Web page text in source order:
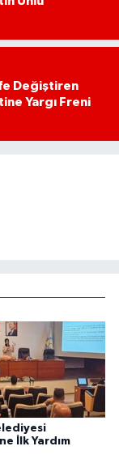
Değiştiren
Yargı Freni
İlk Yardım